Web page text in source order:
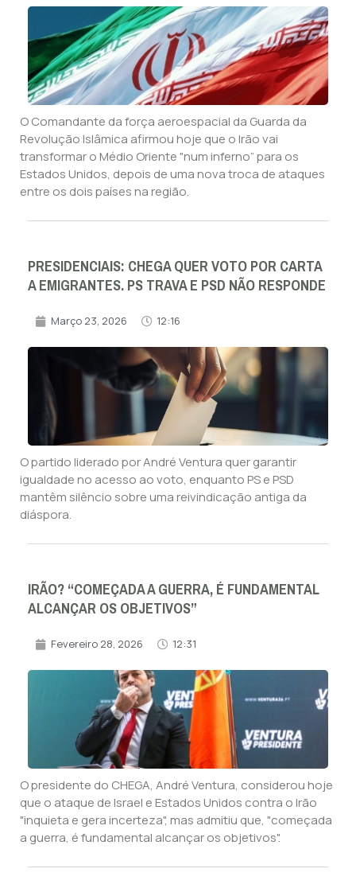
O Comandante da força aeroespacial da Guarda da
Revolução Islâmica afirmou hoje que o Irão vai
transformar o Médio Oriente "num inferno” para os
Estados Unidos, depois de uma nova troca de ataques
entre os dois países na região.
PRESIDENCIAIS: CHEGA QUER VOTO POR CARTA
A EMIGRANTES. PS TRAVA E PSD NÃO RESPONDE
Março 23, 2026 12:16
O partido liderado por André Ventura quer garantir
igualdade no acesso ao voto, enquanto PS e PSD
mantêm silêncio sobre uma reivindicação antiga da
diáspora.
IRÃO? “COMEÇADA A GUERRA, É FUNDAMENTAL
ALCANÇAR OS OBJETIVOS”
Fevereiro 28, 2026 12:31
O presidente do CHEGA, André Ventura, considerou hoje
que o ataque de Israel e Estados Unidos contra o Irão
"inquieta e gera incerteza", mas admitiu que, "começada
a guerra, é fundamental alcançar os objetivos".